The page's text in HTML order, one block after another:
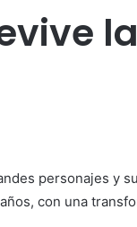
personajes y
con una